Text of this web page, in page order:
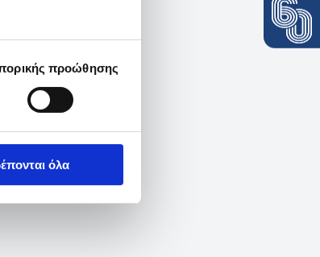
προώθησης
όλα